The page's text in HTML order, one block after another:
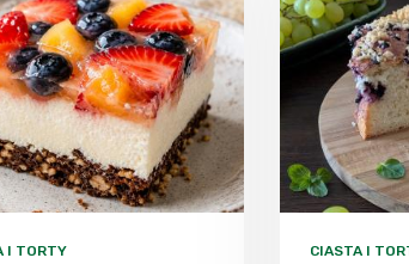
I TORTY CIASTA I